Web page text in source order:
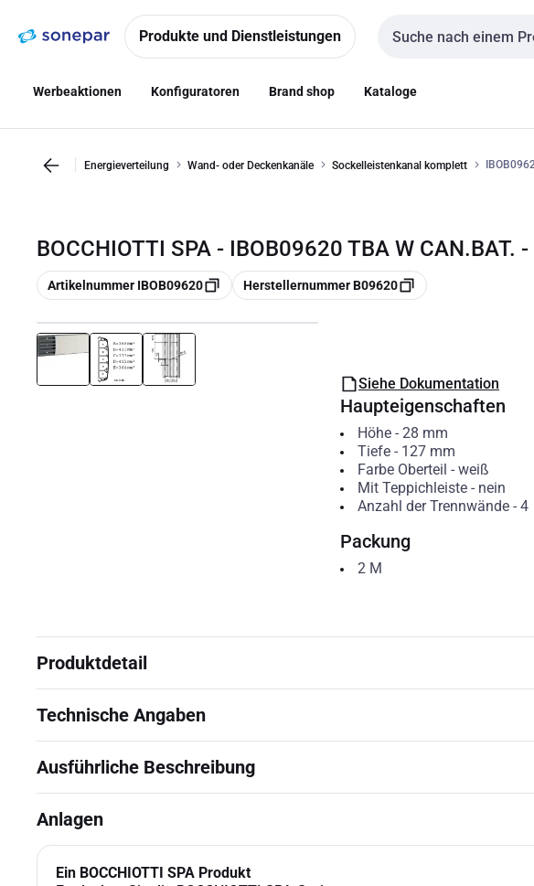
NavigationInhalt
Produkte und Dienstleistungen
Sucheingabe
Werbeaktionen Konfiguratoren Brand shop Kataloge
Energieverteilung Wand- oder Deckenkanäle Sockelleistenkanal komplett
BOCCHIOTTI SPA - IBOB09620 TBA W CAN.BAT.
Kopieren
Artikelnummer IBOB09620 Kopieren
Herstellernummer B09620
Siehe Dokumentation
Haupteigenschaften
Höhe- 28 mm
Tiefe- 127 mm
Farbe Oberteil - weiß
Mit Teppichleiste- nein
Anzahl der Trennwände- 4
Packung
2 M
Produktdetail
Technische Angaben
Ausführliche Beschreibung
Anlagen
Ein BOCCHIOTTI SPA Produkt